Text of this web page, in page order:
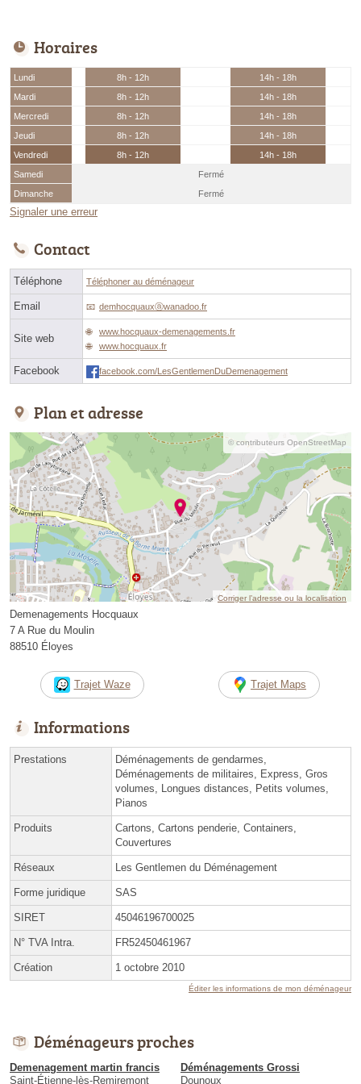
Horaires
Lundi 8h - 12h
14h - 18h
Mardi
8h - 12h
14h - 18h
Mercredi
8h - 12h
14h - 18h
Jeudi
8h - 12h
14h - 18h
Vendredi
8h - 12h
14h - 18h
Samedi
Fermé
Dimanche
Fermé
Signaler une erreur
Contact
Téléphone Téléphoner au déménageur
Email demhocquauxⓐwanadoo.fr
Site web
www.hocquaux-demenagements.fr
www.hocquaux.fr
Facebook facebook.com/LesGentlemenDuDemenagement
Plan et adresse
© contributeurs OpenStreetMap
Corriger l’adresse ou la localisation
Demenagements Hocquaux
7 A Rue du Moulin
88510 Éloyes
Trajet Waze Trajet Maps
Informations
Prestations
Déménagements de gendarmes,
Déménagements de militaires, Express, Gros
volumes, Longues distances, Petits volumes,
Pianos
Produits
Cartons, Cartons penderie, Containers,
Couvertures
Réseaux Les Gentlemen du Déménagement
Forme juridique SAS
SIRET 45046196700025
N° TVA Intra. FR52450461967
Création 1 octobre 2010
Éditer les informations de mon déménageur
Déménageurs proches
Demenagement martin francis
Saint-Étienne-lès-Remiremont
Déménagements Grossi
Dounoux